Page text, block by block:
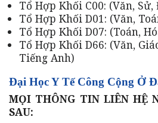
Tổ Hợp Khối C00: (Văn,
Tổ Hợp Khối D01: (Văn,
Tổ Hợp Khối D07: (Toán,
Tổ Hợp Khối D66: (Văn,
Tiếng Anh)
Đại Học Y Tế Công Cộng Ở
MỌI THÔNG TIN LIÊN HỆ
SAU: